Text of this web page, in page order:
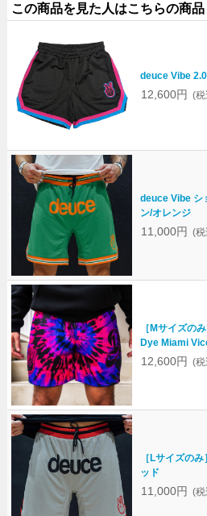
この商品を見た人はこちらの商
deuce Vibe
12,600円 (
deuce Vibe シ
ン/オレンジ
11,000円 (
［Mサイズの
Dye Miami
12,600円 (
［Lサイズの
ッド
11,000円 (